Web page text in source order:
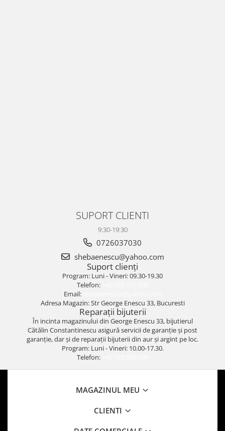
SUPORT CLIENTI
9:30-19:30
0726037030
shebaenescu@yahoo.com
Suport clienți
Program: Luni - Vineri: 09.30-19.30
Telefon:
Email:
Adresa Magazin: Str George Enescu 33, Bucuresti
Reparații bijuterii
În incinta magazinului din George Enescu 33, bijutierul
Cătălin Constantinescu asigură servicii de garanție și post
garanție, dar și de reparații bijuterii din aur și argint pe loc.
Program: Luni - Vineri: 10.00-17.30.
Telefon:
MAGAZINUL MEU
CLIENTI